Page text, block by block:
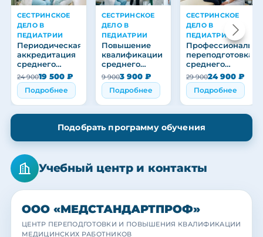
СЕСТРИНСКОЕ
ДЕЛО В
ПЕДИАТРИИ
Периодическая
аккредитация
среднего
медицинского
персонала
24 90019 500 ₽
Подробнее
СЕСТРИНСКОЕ
ДЕЛО В
ПЕДИАТРИИ
Повышение
квалификации
среднего
медицинского
персонала
9 9003 900 ₽
Подробнее
СЕСТРИНСКОЕ
ДЕЛО В
ПЕДИАТРИИ
переподготовка
среднего
медицинского
персонала
29 90024 900 ₽
Подробнее
Подобрать программу обучения
Учебный центр и контакты
ООО «МЕДСТАНДАРТПРОФ»
ЦЕНТР ПЕРЕПОДГОТОВКИ И ПОВЫШЕНИЯ КВАЛИФИКАЦИИ
МЕДИЦИНСКИХ РАБОТНИКОВ